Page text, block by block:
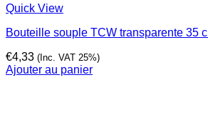
Quick View
Bouteille souple TCW transparente 35 cl
€4,33 (Inc. VAT 25%)
Ajouter au panier